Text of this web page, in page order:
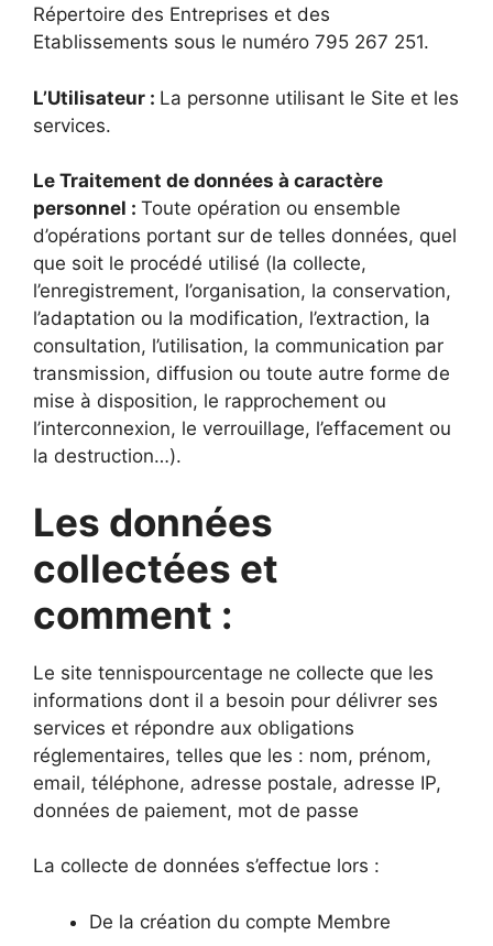
Répertoire des Entreprises et des
Etablissements sous le numéro 795 267 251.
L’Utilisateur : La personne utilisant le Site et les
services.
Le Traitement de données à caractère
personnel : Toute opération ou ensemble
d’opérations portant sur de telles données, quel
que soit le procédé utilisé (la collecte,
l’enregistrement, l’organisation, la conservation,
l’adaptation ou la modification, l’extraction, la
consultation, l’utilisation, la communication par
transmission, diffusion ou toute autre forme de
mise à disposition, le rapprochement ou
l’interconnexion, le verrouillage, l’effacement ou
la destruction…).
Les données
collectées et
comment :
Le site tennispourcentage ne collecte que les
informations dont il a besoin pour délivrer ses
services et répondre aux obligations
réglementaires, telles que les : nom, prénom,
email, téléphone, adresse postale, adresse IP,
données de paiement, mot de passe
La collecte de données s’effectue lors :
De la création du compte Membre